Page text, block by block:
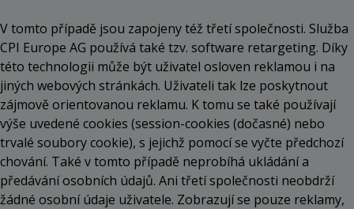
V tomto případě jsou zapojeny též třetí společnosti. Služba
CPI Europe AG používá také tzv. software retargeting. Díky
této technologii může být uživatel osloven reklamou i na
jiných webových stránkách. Uživateli tak lze poskytnout
zájmově orientovanou reklamu. K tomu se také používají
výše uvedené cookies (session-cookies (dočasné) nebo
trvalé soubory cookie), s jejichž pomocí se vyčte předchozí
chování. Také v tomto případě neprobíhá ukládání a
předávání osobních údajů. Ani třetí společnosti neobdrží
žádné osobní údaje uživatele. Zobrazují se pouze reklamy,